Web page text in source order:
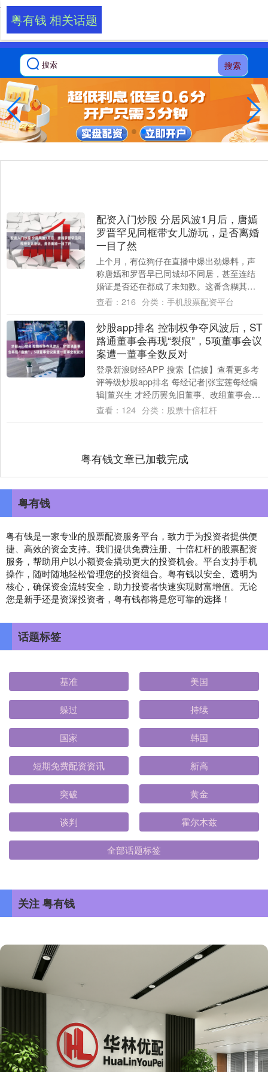
-->
搜索
粤有钱 相关话题
配资入门炒股 分居风波1月后，唐嫣
罗晋罕见同框带女儿游玩，是否离婚
一目了然
上个月，有位狗仔在直播中爆出劲爆料，声
称唐嫣和罗晋早已同城却不同居，甚至连结
婚证是否还在都成了未知数。这番含糊其辞
的话立刻把两人离婚的话题推上了热搜，引
查看： 216 分类： 手机股票配资平台
炒股app排名 控制权争夺风波后，ST
路通董事会再现“裂痕”，5项董事会议
案遭一董事全数反对
登录新浪财经APP 搜索【信披】查看更多考
评等级炒股app排名 每经记者|张宝莲每经编
辑|董兴生 才经历罢免旧董事、改组董事会的
ST路通（维权）（即路通视信），....
查看： 124 分类： 股票十倍杠杆
粤有钱文章已加载完成
粤有钱
粤有钱是一家专业的股票配资服务平台，致力于为投资者提供便
捷、高效的资金支持。我们提供免费注册、十倍杠杆的股票配资
服务，帮助用户以小额资金撬动更大的投资机会。平台支持手机
操作，随时随地轻松管理您的投资组合。粤有钱以安全、透明为
核心，确保资金流转安全，助力投资者快速实现财富增值。无论
您是新手还是资深投资者，粤有钱都将是您可靠的选择！
话题标签
基准 美国
躲过 持续
国家 韩国
短期免费配资资讯 新高
突破 黄金
谈判 霍尔木兹
全部话题标签
关注 粤有钱